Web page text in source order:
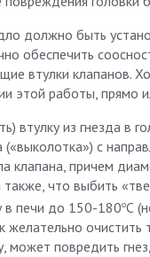
должно быть
обеспечить
втулки клапанов.
этой работы, прямо
втулку из гнезда в
(«выколотка») с
клапана, причем
что выбить
в печи до 150-180оС
желательно очистить
может повредить